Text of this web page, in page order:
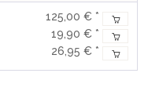
125,00 € *
19,90 € *
26,95 € *